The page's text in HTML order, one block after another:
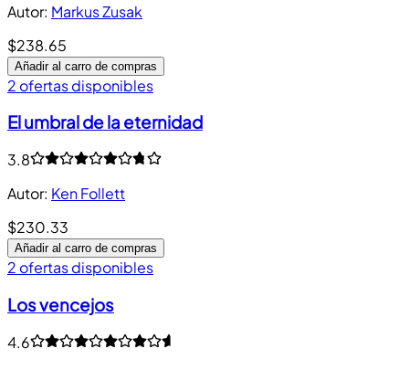
Autor: Markus Zusak
$238.65
Añadir al carro de compras
2 ofertas disponibles
El umbral de la eternidad
3.8
Autor: Ken Follett
$230.33
Añadir al carro de compras
2 ofertas disponibles
Los vencejos
4.6